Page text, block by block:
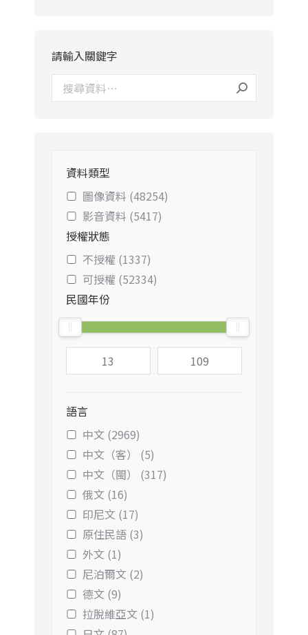
請輸入關鍵字
資料類型
圖像資料 (48254)
影音資料 (5417)
授權狀態
不授權 (1337)
可授權 (52334)
民國年份
語言
中文 (2969)
中文（客） (5)
中文（閩） (317)
俄文 (16)
印尼文 (17)
原住民語 (3)
外文 (1)
尼泊爾文 (2)
德文 (9)
拉脫維亞文 (1)